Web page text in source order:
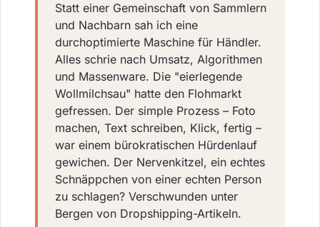
Statt einer Gemeinschaft von Sammlern
und Nachbarn sah ich eine
durchoptimierte Maschine für Händler.
Alles schrie nach Umsatz, Algorithmen
und Massenware. Die "eierlegende
Wollmilchsau" hatte den Flohmarkt
gefressen. Der simple Prozess – Foto
machen, Text schreiben, Klick, fertig –
war einem bürokratischen Hürdenlauf
gewichen. Der Nervenkitzel, ein echtes
Schnäppchen von einer echten Person
zu schlagen? Verschwunden unter
Bergen von Dropshipping-Artikeln.